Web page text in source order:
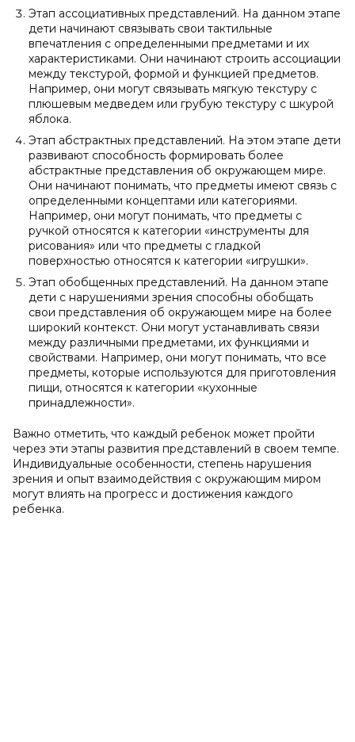
Этап ассоциативных представлений. На данном этапе
дети начинают связывать свои тактильные
впечатления с определенными предметами и их
характеристиками. Они начинают строить ассоциации
между текстурой, формой и функцией предметов.
Например, они могут связывать мягкую текстуру с
плюшевым медведем или грубую текстуру с шкурой
яблока.
Этап абстрактных представлений. На этом этапе дети
развивают способность формировать более
абстрактные представления об окружающем мире.
Они начинают понимать, что предметы имеют связь с
определенными концептами или категориями.
Например, они могут понимать, что предметы с
ручкой относятся к категории «инструменты для
рисования» или что предметы с гладкой
поверхностью относятся к категории «игрушки».
Этап обобщенных представлений. На данном этапе
дети с нарушениями зрения способны обобщать
свои представления об окружающем мире на более
широкий контекст. Они могут устанавливать связи
между различными предметами, их функциями и
свойствами. Например, они могут понимать, что все
предметы, которые используются для приготовления
пищи, относятся к категории «кухонные
принадлежности».
Важно отметить, что каждый ребенок может пройти
через эти этапы развития представлений в своем темпе.
Индивидуальные особенности, степень нарушения
зрения и опыт взаимодействия с окружающим миром
могут влиять на прогресс и достижения каждого
ребенка.